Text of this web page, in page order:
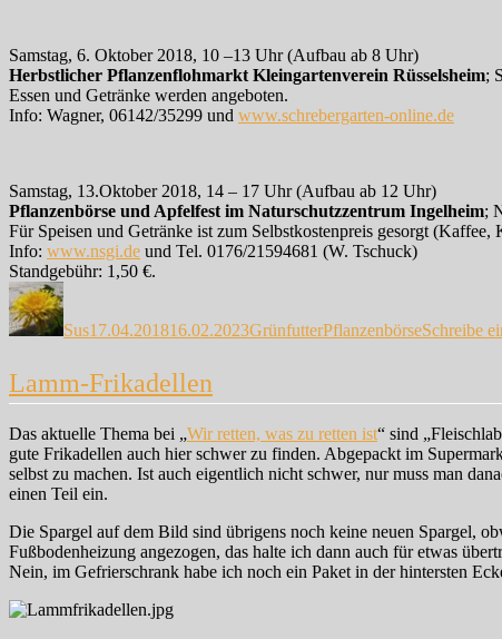
Samstag, 6. Oktober 2018, 10 –13 Uhr (Aufbau ab 8 Uhr)
Herbstlicher Pflanzenflohmarkt Kleingartenverein Rüsselsheim;
Essen und Getränke werden angeboten.
Info: Wagner, 06142/35299 und www.schrebergarten-online.de
Samstag, 13.Oktober 2018, 14 – 17 Uhr (Aufbau ab 12 Uhr)
Pflanzenbörse und Apfelfest im Naturschutzzentrum Ingelheim;
Für Speisen und Getränke ist zum Selbstkostenpreis gesorgt
Info: www.nsgi.de und Tel. 0176/21594681 (W. Tschuck)
Standgebühr: 1,50 €.
Autor
Sus17.04.201816.02.2023GrünfutterPflanzenbörseSchreibe
Lamm-Frikadellen
Das aktuelle Thema bei „Wir retten, was zu retten ist“ sind
gute Frikadellen auch hier schwer zu finden. Abgepackt im
selbst zu machen. Ist auch eigentlich nicht schwer, nur muss man
einen Teil ein.
Die Spargel auf dem Bild sind übrigens noch keine neuen Spargel,
Fußbodenheizung angezogen, das halte ich dann auch für etwas
Nein, im Gefrierschrank habe ich noch ein Paket in der hintersten